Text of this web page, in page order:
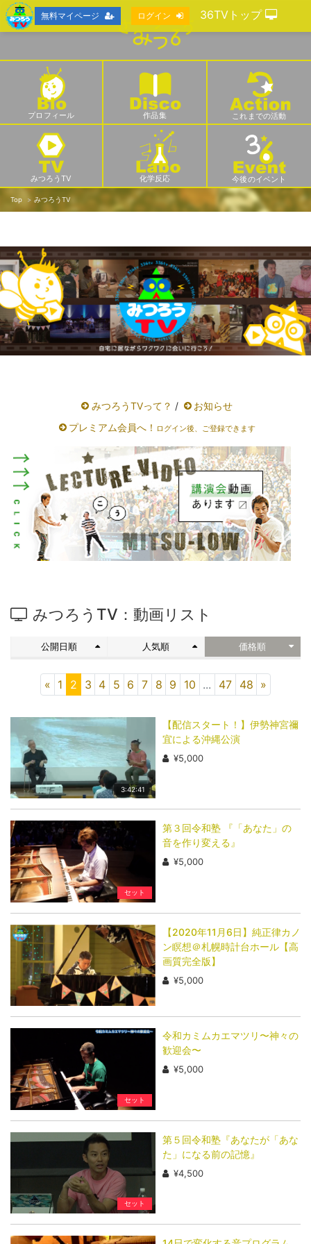
プロフィール 作品集 これまでの活動
みつろうTV 化学反応 今後のイベント
Top みつろうTV
みつろうTVって？ /
お知らせ
プレミアム会員へ！ ログイン後、ご登録できます
みつろうTV：動画リスト
公開日順 人気順 価格順
« 1 2 3 4 5 6 7 8 9 10 ... 47 48 »
3:42:41
【配信スタート！】伊勢神宮禰
宜による沖縄公演
¥5,000
セット
第３回令和塾 ​『「あなた」の
音を作り変える』
¥5,000
【2020年11月6日】純正律カノ
ン瞑想＠札幌時計台ホール【高
画質完全版】
¥5,000
セット
令和カミムカエマツリ〜神々の
歓迎会〜
¥5,000
セット
第５回令和塾『あなたが「あな
た」になる前の記憶』
¥4,500
無料マイページ ログイン 36TVトップ